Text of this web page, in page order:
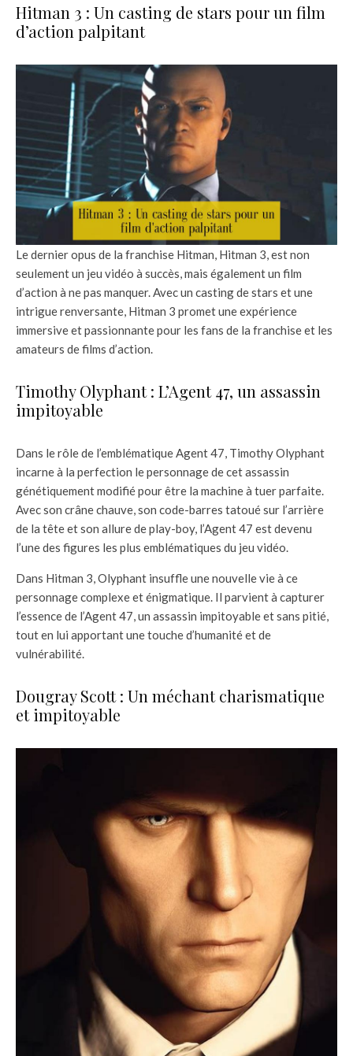
Hitman 3 : Un casting de stars pour un film
d’action palpitant
Le dernier opus de la franchise Hitman, Hitman 3, est non
seulement un jeu vidéo à succès, mais également un film
d’action à ne pas manquer. Avec un casting de stars et une
intrigue renversante, Hitman 3 promet une expérience
immersive et passionnante pour les fans de la franchise et les
amateurs de films d’action.
Timothy Olyphant : L’Agent 47, un assassin
impitoyable
Dans le rôle de l’emblématique Agent 47, Timothy Olyphant
incarne à la perfection le personnage de cet assassin
génétiquement modifié pour être la machine à tuer parfaite.
Avec son crâne chauve, son code-barres tatoué sur l’arrière
de la tête et son allure de play-boy, l’Agent 47 est devenu
l’une des figures les plus emblématiques du jeu vidéo.
Dans Hitman 3, Olyphant insuffle une nouvelle vie à ce
personnage complexe et énigmatique. Il parvient à capturer
l’essence de l’Agent 47, un assassin impitoyable et sans pitié,
tout en lui apportant une touche d’humanité et de
vulnérabilité.
Dougray Scott : Un méchant charismatique
et impitoyable